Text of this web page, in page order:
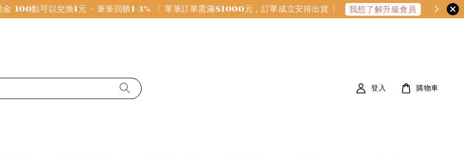
100點可以兌換1元 = 筆筆回饋1-3% 〔 單筆訂單需滿$1000元，訂單成立安排出貨 〕 我想了解升級會員
登入 購物車